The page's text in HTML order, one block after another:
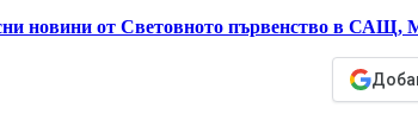
новини от Световното първенство в САЩ,